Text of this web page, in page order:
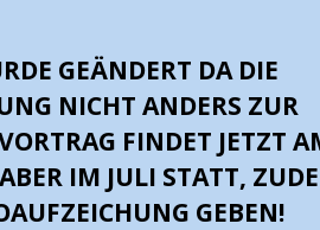
GEÄNDERT DA DIE
NICHT ANDERS ZUR
FINDET JETZT
IM JULI STATT,
GEBEN!